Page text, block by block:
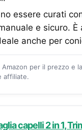
essere curati
e sicuro.
anche per
per il prezzo e
affiliate.
capelli 2 in 1,